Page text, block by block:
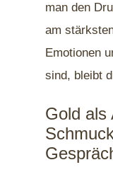
man den
am
Emotionen
sind, bleibt
Gold als